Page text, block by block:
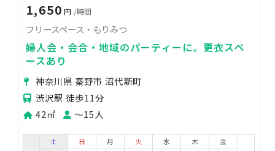
1,650 円 /時間
フリースペース・もりみつ
婦人会・会合・地域のパーティーに。更衣スペ
ースあり
神奈川県 秦野市 沼代新町
渋沢駅 徒歩11分
42㎡
〜15人
土
日
月
火
水
木
金